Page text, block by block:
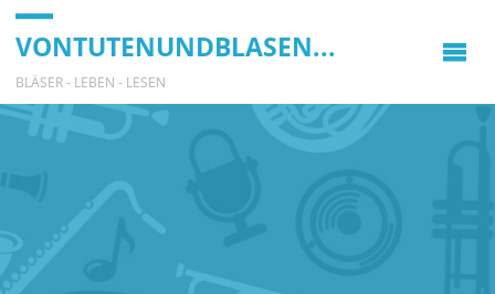
VONTUTENUNDBLASEN...
BLÄSER - LEBEN - LESEN